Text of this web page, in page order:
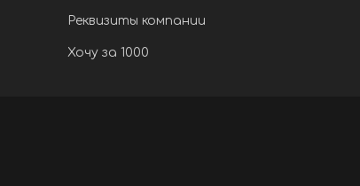
Реквизиты компании
Хочу за 1000